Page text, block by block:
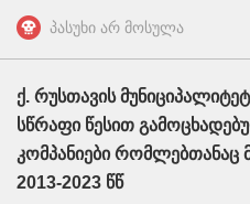
პასუხი არ მოსულა
ქ. რუსთავის
სწრაფი წესით
კომპანიები
2013-2023 წწ